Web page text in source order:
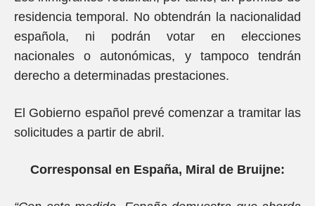
residencia temporal. No obtendrán la nacionalidad
española, ni podrán votar en elecciones
nacionales o autonómicas, y tampoco tendrán
derecho a determinadas prestaciones.
El Gobierno español prevé comenzar a tramitar las
solicitudes a partir de abril.
Corresponsal en España, Miral de Bruijne: